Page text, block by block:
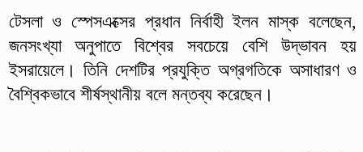
টেসলা ও স্পেসএক্সের প্রধান নির্বাহী ইলন মাস্ক বলেছেন,
জনসংখ্যা অনুপাতে বিশ্বের সবচেয়ে বেশি উদ্ভাবন হয়
ইসরায়েলে। তিনি দেশটির প্রযুক্তি অগ্রগতিকে অসাধারণ ও
বৈশ্বিকভাবে শীর্ষস্থানীয় বলে মন্তব্য করেছেন।